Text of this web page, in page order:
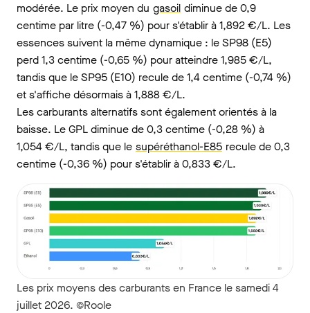
modérée. Le prix moyen du gasoil diminue de 0,9
centime par litre (-0,47 %) pour s'établir à 1,892 €/L. Les
essences suivent la même dynamique : le SP98 (E5)
perd 1,3 centime (-0,65 %) pour atteindre 1,985 €/L,
tandis que le SP95 (E10) recule de 1,4 centime (-0,74 %)
et s'affiche désormais à 1,888 €/L.
Les carburants alternatifs sont également orientés à la
baisse. Le GPL diminue de 0,3 centime (-0,28 %) à
1,054 €/L, tandis que le supéréthanol-E85 recule de 0,3
centime (-0,36 %) pour s'établir à 0,833 €/L.
Les prix moyens des carburants en France le samedi 4
juillet 2026. ©Roole